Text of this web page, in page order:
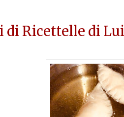
di Ricettelle di